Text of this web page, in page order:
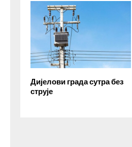
Дијелови града сутра без
струје